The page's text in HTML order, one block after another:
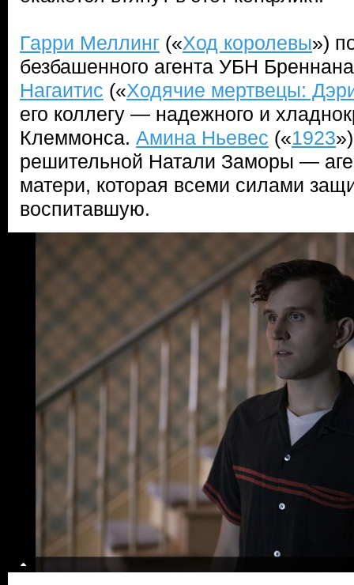
Гарри Меллинг («Ход королевы»)
безбашенного агента УБН
Нагаитис («Ходячие мертвецы:
его коллегу — надежного и
Клеммонса. Амина Ньевес («1923
решительной Натали Заморы —
матери, которая всеми силами
воспитавшую.